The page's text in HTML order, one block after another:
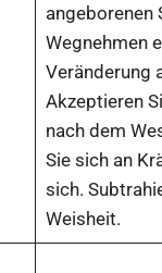
angeborenen
Wegnehmen
Veränderung
Akzeptieren
nach dem
Sie sich an
sich.
Weisheit.